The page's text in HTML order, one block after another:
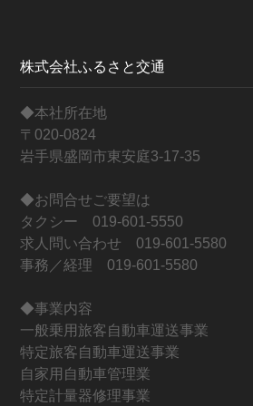
株式会社ふるさと交通
◆本社所在地
〒020-0824
岩手県盛岡市東安庭3-17-35
◆お問合せご要望は
タクシー 019-601-5550
求人問い合わせ 019-601-5580
事務／経理 019-601-5580
◆事業内容
一般乗用旅客自動車運送事業
特定旅客自動車運送事業
自家用自動車管理業
特定計量器修理事業